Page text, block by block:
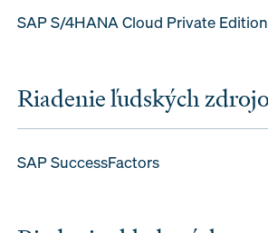
SAP S/4HANA Cloud Private Edition
Riadenie ľudských
SAP SuccessFactors